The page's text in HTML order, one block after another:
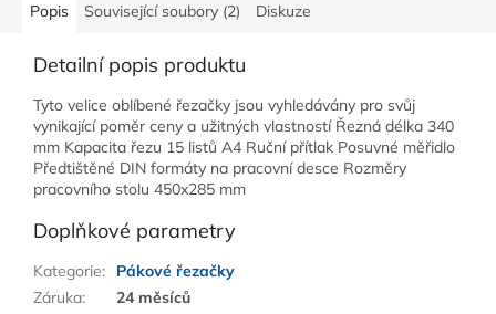
Popis Související soubory (2) Diskuze
Detailní popis produktu
Tyto velice oblíbené řezačky jsou vyhledávány pro svůj
vynikající poměr ceny a užitných vlastností Řezná délka 340
mm Kapacita řezu 15 listů A4 Ruční přítlak Posuvné měřidlo
Předtištěné DIN formáty na pracovní desce Rozměry
pracovního stolu 450x285 mm
Doplňkové parametry
Kategorie:
Pákové řezačky
Záruka: 24 měsíců